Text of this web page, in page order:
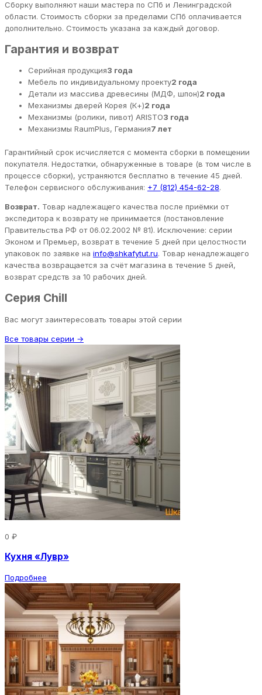
Сборку выполняют наши мастера по СПб и Ленинградской
области. Стоимость сборки за пределами СПб оплачивается
дополнительно. Стоимость указана за каждый договор.
Гарантия и возврат
Серийная продукция3 года
Мебель по индивидуальному проекту2 года
Детали из массива древесины (МДФ, шпон)2 года
Механизмы дверей Корея (К+)2 года
Механизмы (ролики, пивот) ARISTO3 года
Механизмы RaumPlus, Германия7 лет
Гарантийный срок исчисляется с момента сборки в помещении
покупателя. Недостатки, обнаруженные в товаре (в том числе в
процессе сборки), устраняются бесплатно в течение 45 дней.
Телефон сервисного обслуживания: +7 (812) 454-62-28.
Возврат. Товар надлежащего качества после приёмки от
экспедитора к возврату не принимается (постановление
Правительства РФ от 06.02.2002 № 81). Исключение: серии
Эконом и Премьер, возврат в течение 5 дней при целостности
упаковок по заявке на info@shkafytut.ru. Товар ненадлежащего
качества возвращается за счёт магазина в течение 5 дней,
возврат средств за 10 рабочих дней.
Серия Chill
Вас могут заинтересовать товары этой серии
Все товары серии →
0 ₽
Кухня «Лувр»
Подробнее